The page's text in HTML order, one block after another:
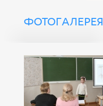
ФОТОГАЛЕРЕЯ